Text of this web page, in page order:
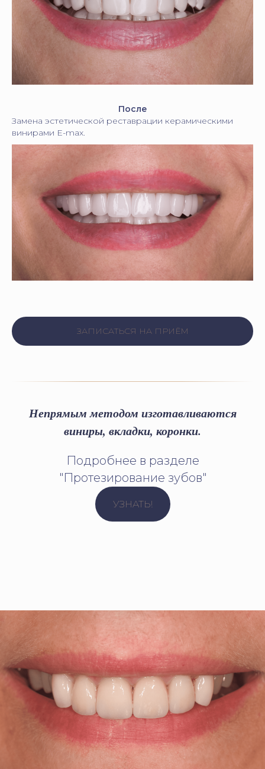
После
Замена эстетической реставрации керамическими
винирами Е-max.
ЗАПИСАТЬСЯ НА ПРИЁМ
Непрямым методом изготавливаются
виниры, вкладки, коронки.
Подробнее в разделе
"Протезирование зубов"
УЗНАТЬ!